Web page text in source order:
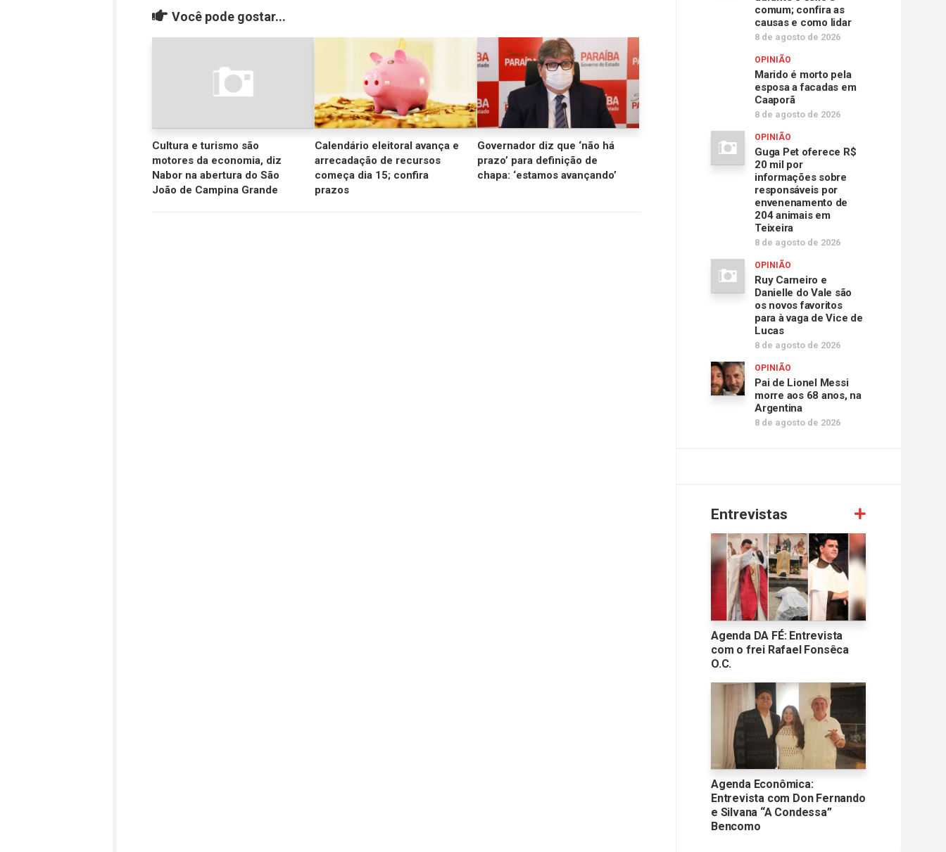
Você pode gostar...
Cultura e turismo são
motores da economia, diz
Nabor na abertura do São
João de Campina Grande
Calendário eleitoral avança e
arrecadação de recursos
começa dia 15; confira
prazos
Governador diz que ‘não há
prazo’ para definição de
chapa: ‘estamos avançando’
comum; confira as
causas e como lidar
8 de agosto de 2026
OPINIÃO
Marido é morto pela
esposa a facadas em
Caaporã
8 de agosto de 2026
OPINIÃO
Guga Pet oferece R$
20 mil por
informações sobre
responsáveis por
envenenamento de
204 animais em
Teixeira
8 de agosto de 2026
OPINIÃO
Ruy Carneiro e
Danielle do Vale são
os novos favoritos
para à vaga de Vice de
Lucas
8 de agosto de 2026
OPINIÃO
Pai de Lionel Messi
morre aos 68 anos, na
Argentina
8 de agosto de 2026
Entrevistas
Agenda DA FÉ: Entrevista
com o frei Rafael Fonsêca
O.C.
Agenda Econômica:
Entrevista com Don Fernando
e Silvana “A Condessa”
Bencomo